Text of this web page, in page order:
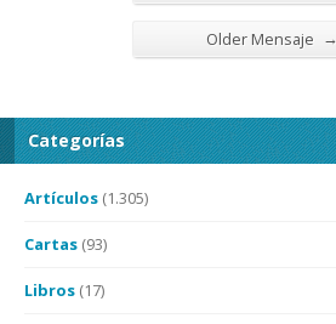
Older Mensaje →
Categorías
Artículos (1.305)
Cartas (93)
Libros (17)